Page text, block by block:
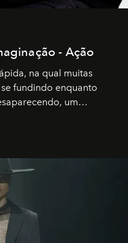
- Ação
na qual muitas
fundindo enquanto
um
para muitos
de missão na vida e